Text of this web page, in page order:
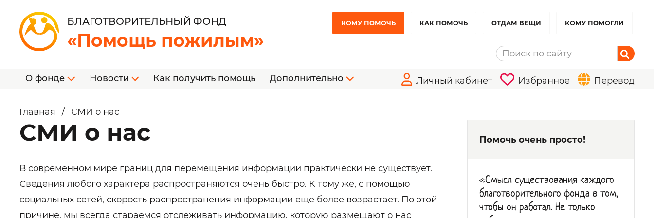
БЛАГОТВОРИТЕЛЬНЫЙ ФОНД
«Помощь пожилым»
КОМУ ПОМОЧЬ КАК ПОМОЧЬ ОТДАМ ВЕЩИ КОМУ ПОМОГЛИ
О фонде Новости Как получить помощь Дополнительно Личный кабинет Избранное Перевод
Главная / СМИ о нас
СМИ о нас
В современном мире границ для перемещения информации практически не существует.
Сведения любого характера распространяются очень быстро. К тому же, с помощью
социальных сетей, скорость распространения информации еще более возрастает. По этой
причине, мы всегда стараемся отслеживать информацию, которую размещают о нас
Помочь очень просто!
«Смысл существования каждого
благотворительного фонда в том,
чтобы он работал. Не только